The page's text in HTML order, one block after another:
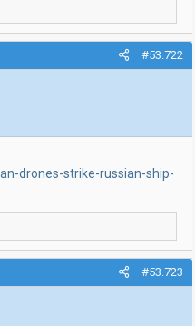
#53.722
drones-strike-russian-ship-
#53.723